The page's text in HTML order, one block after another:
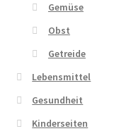
Gemüse
Obst
Getreide
Lebensmittel
Gesundheit
Kinderseiten